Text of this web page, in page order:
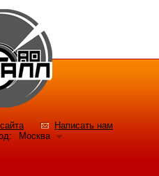
Написать нам
Москва